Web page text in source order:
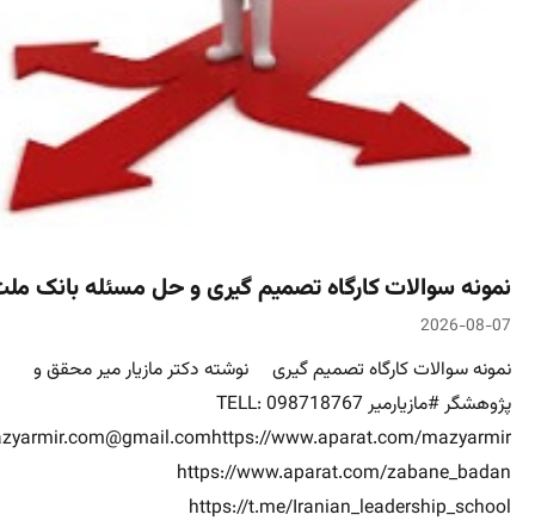
نمونه سوالات کارگاه تصمیم گیری و حل مسئله بانک
2026-08-07
نمونه سوالات کارگاه تصمیم گیری نوشته دکتر مازیار میر محقق و
پژوهشگر #مازیارمیر TELL: 098718767
www.aparat.com/mazyarmir
https://www.aparat.com/zabane_badan
https://t.me/Iranian_leadership_school